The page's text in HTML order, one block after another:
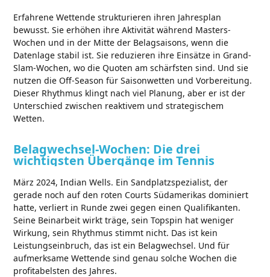
Erfahrene Wettende strukturieren ihren Jahresplan
bewusst. Sie erhöhen ihre Aktivität während Masters-
Wochen und in der Mitte der Belagsaisons, wenn die
Datenlage stabil ist. Sie reduzieren ihre Einsätze in Grand-
Slam-Wochen, wo die Quoten am schärfsten sind. Und sie
nutzen die Off-Season für Saisonwetten und Vorbereitung.
Dieser Rhythmus klingt nach viel Planung, aber er ist der
Unterschied zwischen reaktivem und strategischem
Wetten.
Belagwechsel-Wochen: Die drei
wichtigsten Übergänge im Tennis
März 2024, Indian Wells. Ein Sandplatzspezialist, der
gerade noch auf den roten Courts Südamerikas dominiert
hatte, verliert in Runde zwei gegen einen Qualifikanten.
Seine Beinarbeit wirkt träge, sein Topspin hat weniger
Wirkung, sein Rhythmus stimmt nicht. Das ist kein
Leistungseinbruch, das ist ein Belagwechsel. Und für
aufmerksame Wettende sind genau solche Wochen die
profitabelsten des Jahres.